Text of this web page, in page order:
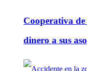
Cooperativa
dinero a sus